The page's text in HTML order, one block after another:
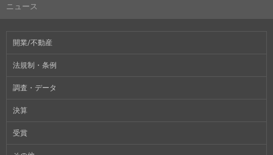
ニュース
開業/不動産
法規制・条例
調査・データ
決算
受賞